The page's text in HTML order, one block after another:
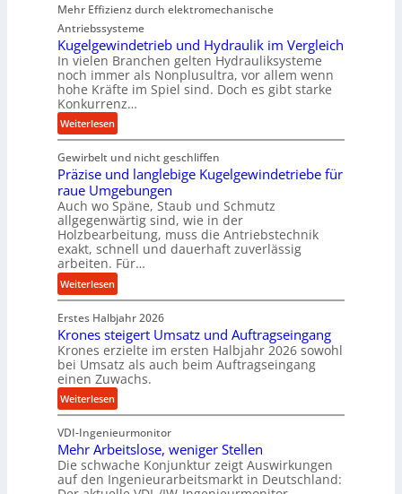
r
f
o
r
m
a
n
c
b
e
i
m
D
r
ü
c
k
p
r
o
z
e
s
Mehr Effizienz durch elektromechanische
Antriebssysteme
Kugelgewindetrieb und Hydraulik im Vergleich
In vielen Branchen gelten Hydrauliksysteme
noch immer als Nonplusultra, vor allem wenn
hohe Kräfte im Spiel sind. Doch es gibt starke
Konkurrenz…
Weiterlesen:
K
u
g
e
l
g
e
w
i
n
e
t
r
i
b
u
n
d
H
Gewirbelt und nicht geschliffen
Präzise und langlebige Kugelgewindetriebe für
raue Umgebungen
Auch wo Späne, Staub und Schmutz
allgegenwärtig sind, wie in der
Holzbearbeitung, muss die Antriebstechnik
exakt, schnell und dauerhaft zuverlässig
arbeiten. Für…
Weiterlesen:
P
r
ä
z
i
s
e
u
n
d
l
a
Erstes Halbjahr 2026
Krones steigert Umsatz und Auftragseingang
Krones erzielte im ersten Halbjahr 2026 sowohl
bei Umsatz als auch beim Auftragseingang
einen Zuwachs.
Weiterlesen:
K
r
o
n
e
VDI-Ingenieurmonitor
Mehr Arbeitslose, weniger Stellen
Die schwache Konjunktur zeigt Auswirkungen
auf den Ingenieurarbeitsmarkt in Deutschland: